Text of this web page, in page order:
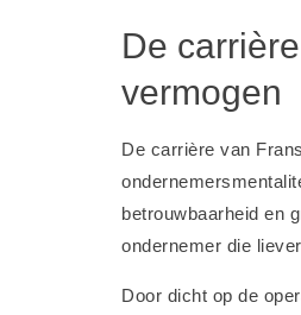
De
vermogen
De carrière van
betrouwbaarheid en
ondernemer die
Door dicht op de